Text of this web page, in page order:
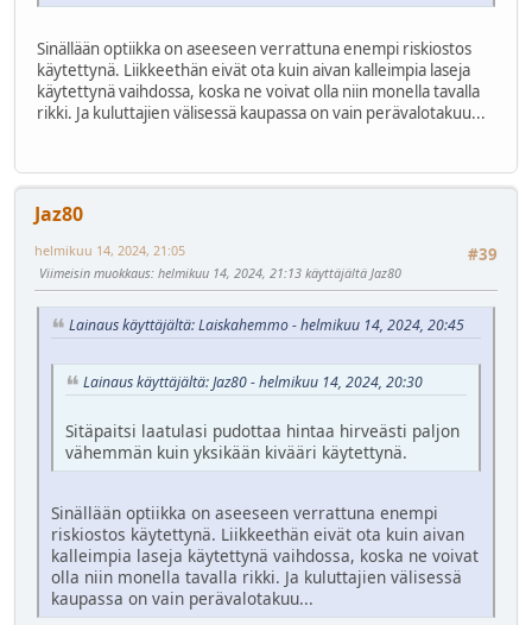
Sinällään optiikka on aseeseen verrattuna enempi riskiostos
käytettynä. Liikkeethän eivät ota kuin aivan kalleimpia laseja
käytettynä vaihdossa, koska ne voivat olla niin monella tavalla
rikki. Ja kuluttajien välisessä kaupassa on vain perävalotakuu...
Jaz80
#39
helmikuu 14, 2024, 21:05
Viimeisin muokkaus: helmikuu 14, 2024, 21:13 käyttäjältä Jaz80
Lainaus käyttäjältä: Laiskahemmo - helmikuu 14, 2024, 20:45
Lainaus käyttäjältä: Jaz80 - helmikuu 14, 2024, 20:30
Sitäpaitsi laatulasi pudottaa hintaa hirveästi paljon
vähemmän kuin yksikään kivääri käytettynä.
Sinällään optiikka on aseeseen verrattuna enempi
riskiostos käytettynä. Liikkeethän eivät ota kuin aivan
kalleimpia laseja käytettynä vaihdossa, koska ne voivat
olla niin monella tavalla rikki. Ja kuluttajien välisessä
kaupassa on vain perävalotakuu...